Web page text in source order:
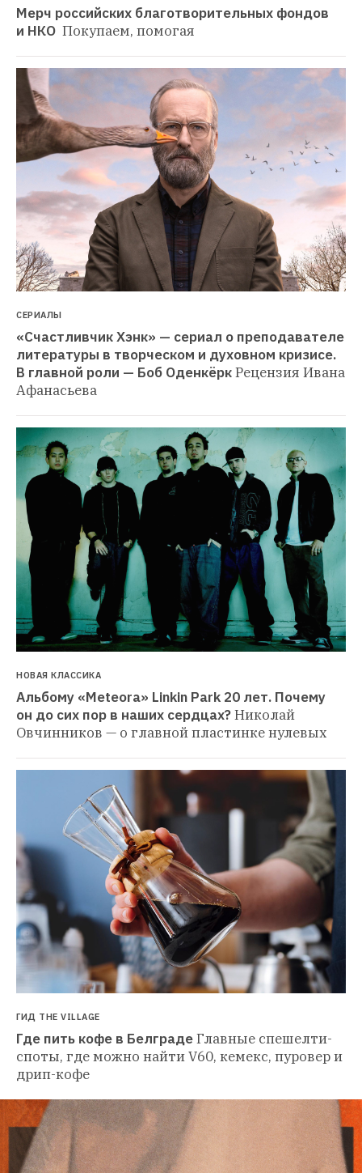
Мерч российских благотворительных фондов
и НКО Покупаем, помогая
СЕРИАЛЫ
«Счастливчик Хэнк» — сериал о преподавателе
литературы в творческом и духовном кризисе.
В главной роли — Боб ОденкёркРецензия Ивана
Афанасьева
НОВАЯ КЛАССИКА
Альбому «Meteora» Linkin Park 20 лет. Почему
он до сих пор в наших сердцах?Николай
Овчинников — о главной пластинке нулевых
ГИД THE VILLAGE
Где пить кофе в БелградеГлавные спешелти-
споты, где можно найти V60, кемекс, пуровер и
дрип-кофе